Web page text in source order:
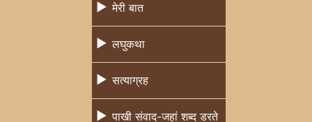
मेरी बात
लघुकथा
सत्याग्रह
पाखी संवाद-जहां शब्द डरते